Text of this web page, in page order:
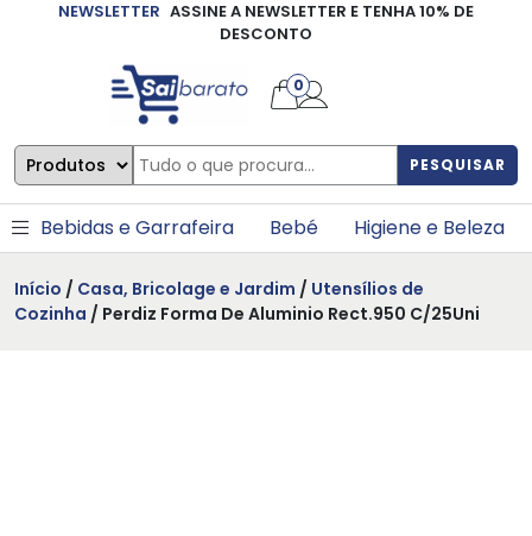
NEWSLETTER ASSINE A NEWSLETTER E TENHA 10% DE
DESCONTO
PESQUISAR
0
Bebidas e Garrafeira Bebé Higiene e Beleza
Início / Casa, Bricolage e Jardim / Utensílios de
Cozinha / Perdiz Forma De Aluminio Rect.950 C/25Uni